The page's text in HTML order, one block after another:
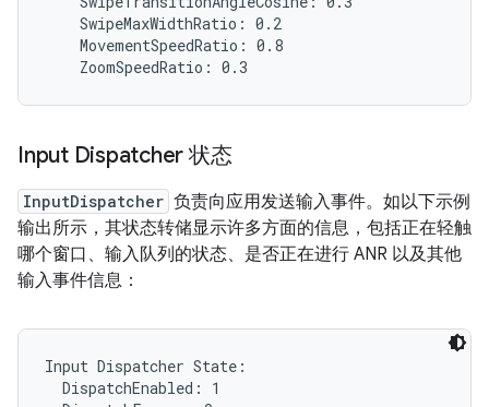
    SwipeMaxWidthRatio: 0.2
    MovementSpeedRatio: 0.8
Input Dispatcher 状态
InputDispatcher 负责向应用发送输入事件。如以下示例
输出所示，其状态转储显示许多方面的信息，包括正在轻触
哪个窗口、输入队列的状态、是否正在进行 ANR 以及其他
输入事件信息：
Input Dispatcher State:
  DispatchEnabled: 1